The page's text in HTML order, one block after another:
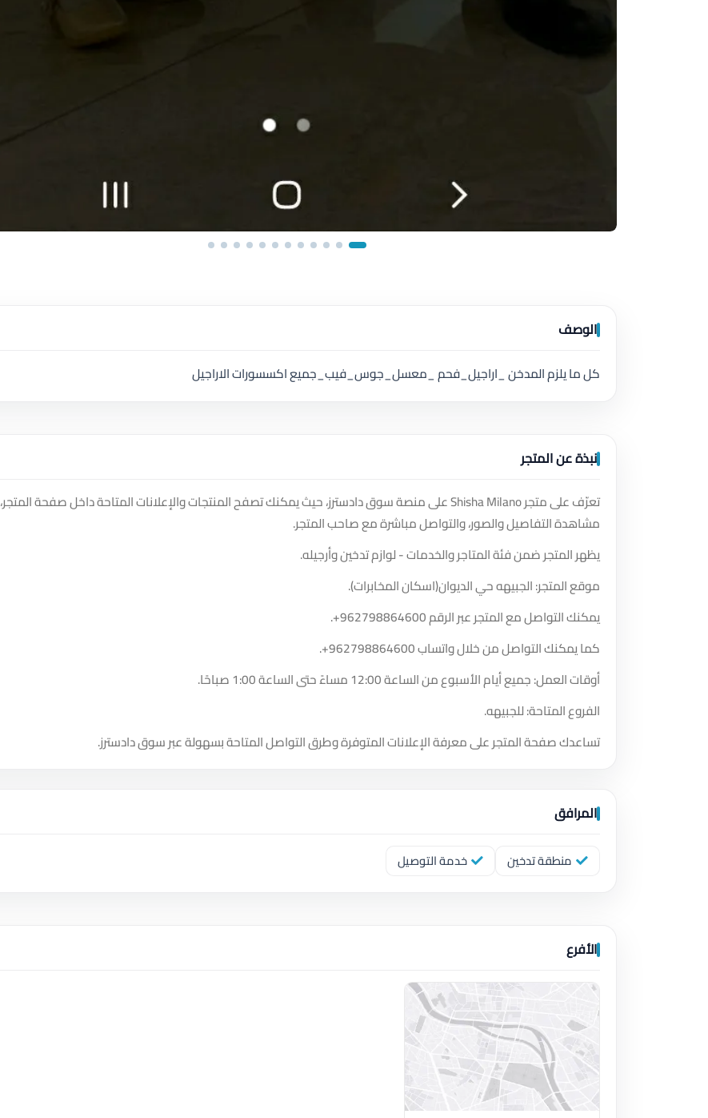
الوصف
كل ما يلزم المدخن _اراجيل_فحم _معسل_جوس_فيب_جميع اكسسورات الاراجيل
نبذة عن المتجر
تعرّف على متجر Shisha Milano على منصة سوق دادسترز، حيث يمكنك تصفح المنتجات والإعلانات المتاحة داخل صفحة المتجر،
مشاهدة التفاصيل والصور، والتواصل مباشرة مع صاحب المتجر.
يظهر المتجر ضمن فئة المتاجر والخدمات - لوازم تدخين وأرجيله.
موقع المتجر: الجبيهه حي الديوان(اسكان المخابرات).
يمكنك التواصل مع المتجر عبر الرقم+962798864600
.
كما يمكنك التواصل من خلال واتساب+962798864600
.
أوقات العمل: جميع أيام الأسبوع من الساعة 12:00 مساءً حتى الساعة 1:00 صباحًا.
الفروع المتاحة: للجبيهه.
تساعدك صفحة المتجر على معرفة الإعلانات المتوفرة وطرق التواصل المتاحة بسهولة عبر سوق دادسترز.
المرافق
منطقة تدخين خدمة التوصيل
الأفرع